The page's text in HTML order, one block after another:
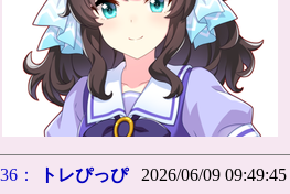
36： トレぴっぴ2026/06/09 09:49:45